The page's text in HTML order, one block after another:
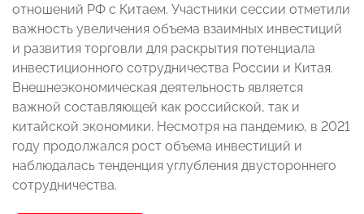
отношений РФ с Китаем. Участники сессии отметили
важность увеличения объема взаимных инвестиций
и развития торговли для раскрытия потенциала
инвестиционного сотрудничества России и Китая.
Внешнеэкономическая деятельность является
важной составляющей как российской, так и
китайской экономики. Несмотря на пандемию, в 2021
году продолжался рост объема инвестиций и
наблюдалась тенденция углубления двустороннего
сотрудничества.